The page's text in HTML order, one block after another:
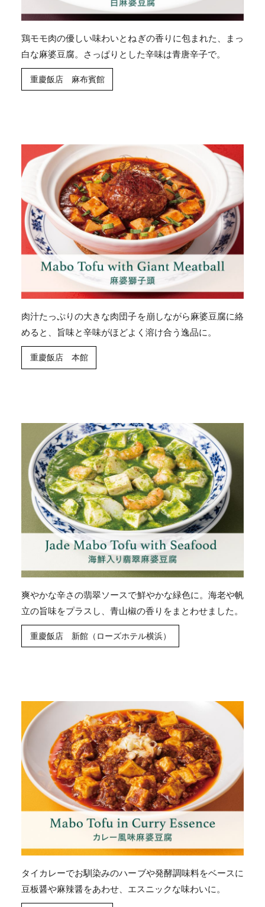
鶏モモ肉の優しい味わいとねぎの香りに包まれた、まっ
白な麻婆豆腐。さっぱりとした辛味は青唐辛子で。
重慶飯店 麻布賓館
肉汁たっぷりの大きな肉団子を崩しながら麻婆豆腐に絡
めると、旨味と辛味がほどよく溶け合う逸品に。
重慶飯店 本館
爽やかな辛さの翡翠ソースで鮮やかな緑色に。海老や帆
立の旨味をプラスし、青山椒の香りをまとわせました。
重慶飯店 新館（ローズホテル横浜）
タイカレーでお馴染みのハーブや発酵調味料をベースに
豆板醤や麻辣醤をあわせ、エスニックな味わいに。